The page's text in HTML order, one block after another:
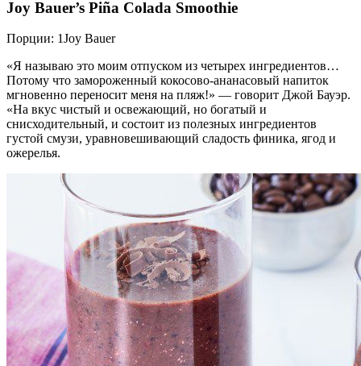
Joy Bauer’s Piña Colada Smoothie
Порции: 1Joy Bauer
«Я называю это моим отпуском из четырех ингредиентов…
Потому что замороженный кокосово-ананасовый напиток
мгновенно переносит меня на пляж!» — говорит Джой Бауэр.
«На вкус чистый и освежающий, но богатый и
снисходительный, и состоит из полезных ингредиентов
густой смузи, уравновешивающий сладость финика, ягод и
ожерелья.